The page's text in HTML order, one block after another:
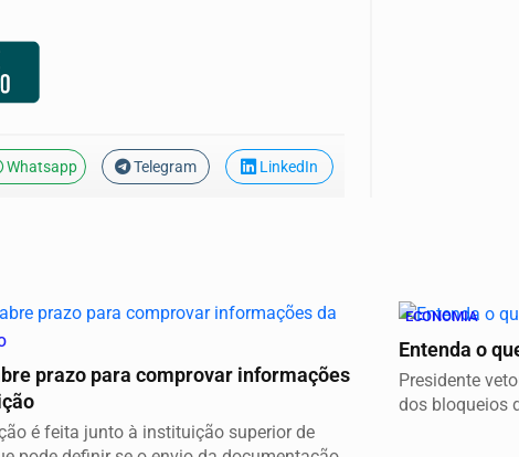
Whatsapp Telegram LinkedIn
prazo para comprovar informações
é feita junto à instituição superior de
ECONOMIA
Entenda o
Presidente
dos bloqueios